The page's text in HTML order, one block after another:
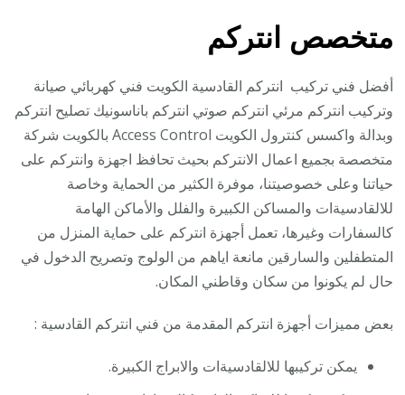
متخصص انتركم
أفضل فني تركيب انتركم القادسية الكويت فني كهربائي صيانة
وتركيب انتركم مرئي انتركم صوتي انتركم باناسونيك تصليح انتركم
وبدالة واكسس كنترول الكويت Access Control بالكويت شركة
متخصصة بجميع اعمال الانتركم بحيث تحافظ اجهزة وانتركم على
حياتنا وعلى خصوصيتنا، موفرة الكثير من الحماية وخاصة
للالقادسيةات والمساكن الكبيرة والفلل والأماكن الهامة
كالسفارات وغيرها، تعمل أجهزة انتركم على حماية المنزل من
المتطفلين والسارقين مانعة اياهم من الولوج وتصريح الدخول في
حال لم يكونوا من سكان وقاطني المكان.
بعض مميزات أجهزة انتركم المقدمة من فني انتركم القادسية :
يمكن تركيبها للالقادسيةات والابراج الكبيرة.